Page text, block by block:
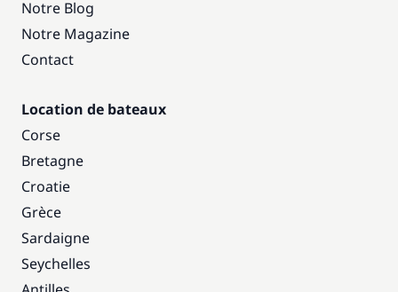
Notre Blog
Notre Magazine
Contact
Location de bateaux
Corse
Bretagne
Croatie
Grèce
Sardaigne
Seychelles